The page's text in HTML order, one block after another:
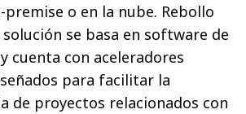
o en la nube. Rebollo
se basa en software de
cuenta con aceleradores
para facilitar la
de proyectos relacionados con